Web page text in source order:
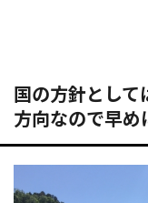
国の方針として
方向なので早め